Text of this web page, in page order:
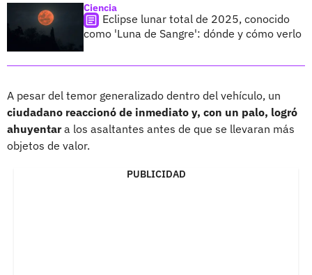
Ciencia
Eclipse lunar total de 2025, conocido
como 'Luna de Sangre': dónde y cómo verlo
A pesar del temor generalizado dentro del vehículo, un
ciudadano reaccionó de inmediato y, con un palo, logró
ahuyentara los asaltantes antes de que se llevaran más
objetos de valor.
PUBLICIDAD